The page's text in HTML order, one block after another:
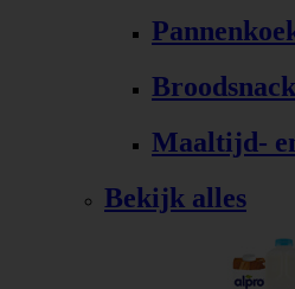
Maaltijd-
Bekijk alles